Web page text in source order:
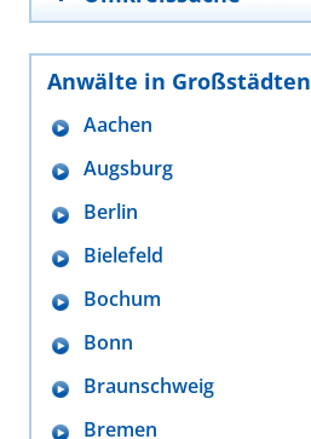
Anwälte in Großstädten
Aachen
Augsburg
Berlin
Bielefeld
Bochum
Bonn
Braunschweig
Bremen